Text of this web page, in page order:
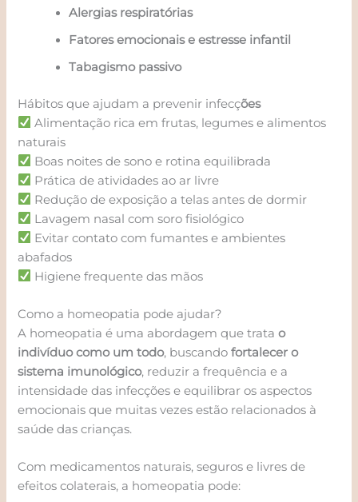
Alergias respiratórias
Fatores emocionais e estresse infantil
Tabagismo passivo
Hábitos que ajudam a prevenir infecções
Alimentação rica em frutas, legumes e alimentos
naturais
Boas noites de sono e rotina equilibrada
Prática de atividades ao ar livre
Redução de exposição a telas antes de dormir
Lavagem nasal com soro fisiológico
Evitar contato com fumantes e ambientes
abafados
Higiene frequente das mãos
Como a homeopatia pode ajudar?
A homeopatia é uma abordagem que tratao
indivíduo como um todo, buscandofortalecer o
sistema imunológico, reduzir a frequência e a
intensidade das infecções e equilibrar os aspectos
emocionais que muitas vezes estão relacionados à
saúde das crianças.
Com medicamentos naturais, seguros e livres de
efeitos colaterais, a homeopatia pode: